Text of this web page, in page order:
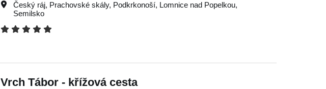
Český ráj, Prachovské skály, Podkrkonoší, Lomnice nad Popelkou,
Semilsko
Vrch Tábor - křížová cesta